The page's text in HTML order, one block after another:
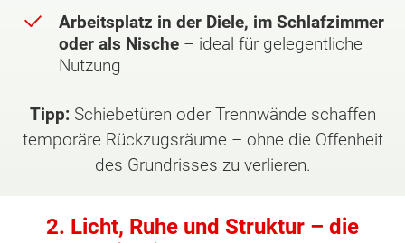
Arbeitsplatz in der Diele, im Schlafzimmer
oder als Nische – ideal für gelegentliche
Nutzung
Tipp:Schiebetüren oder Trennwände schaffen
temporäre Rückzugsräume – ohne die Offenheit
des Grundrisses zu verlieren.
2. Licht, Ruhe und Struktur – die